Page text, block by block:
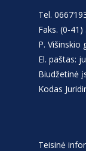
Tel.
Faks. (0-41)
P. Višinskio
El. paštas:
Biudžetinė
Kodas
Teisinė